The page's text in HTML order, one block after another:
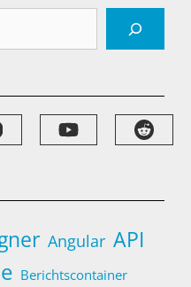
Angular API
Berichtscontainer